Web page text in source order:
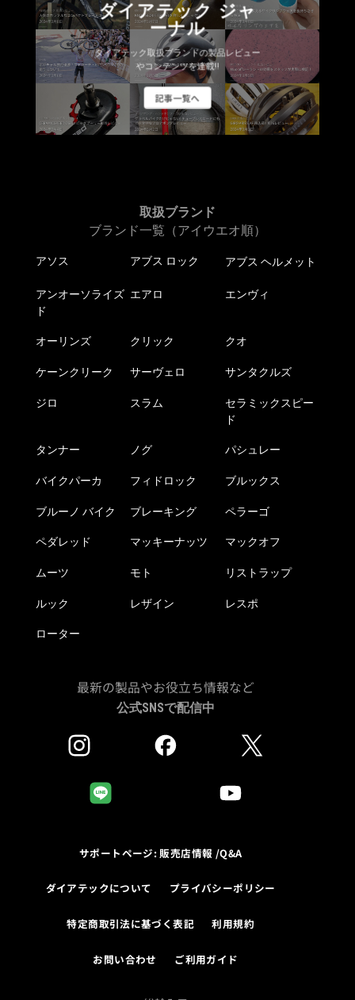
ダイアテック ジャ
ーナル
ダイアテック取扱ブランドの製品レビュー
やコンテンツを連載!!
記事一覧へ
取扱ブランド
ブランド一覧（アイウエオ順）
アソス アブス ロック アブス ヘルメット
アンオーソライズ
ド
エアロ エンヴィ
オーリンズ クリック クオ
ケーンクリーク サーヴェロ サンタクルズ
ジロ スラム
セラミックスピー
ド
タンナー ノグ パシュレー
バイクパーカ フィドロック ブルックス
ブルーノ バイク ブレーキング ペラーゴ
ペダレッド マッキーナッツ マックオフ
ムーツ モト リストラップ
ルック レザイン レスポ
ローター
最新の製品やお役立ち情報など
公式SNSで配信中
サポートページ: 販売店情報 /Q&A
ダイアテックについて プライバシーポリシー
特定商取引法に基づく表記 利用規約
お問い合わせ ご利用ガイド